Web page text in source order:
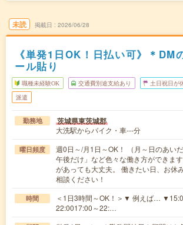
未読 掲載日 2026/06/28
《単発1日OK！日払い可》＊DM
ール貼り
職種未経験OK 交通費別途支給あり 土日祝日が
派遣
勤務地 茨城県東茨城郡
大洗駅からバイク・車---分
曜日頻度
週0日～/月1日～OK！ （月～日のあい
午後だけ」など色々な働き方ができま
があっても大丈夫。 働きたい日、お休
相談ください！
時間
＜1日3時間～OK！＞▼ 例えば…
22:0017:00～22:…